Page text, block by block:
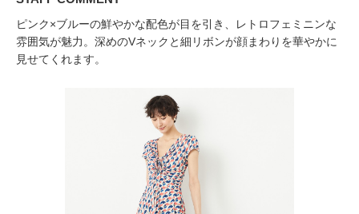
ピンク×ブルーの鮮やかな配色が目を引き、レトロフェミニンな
雰囲気が魅力。深めのVネックと細リボンが顔まわりを華やかに
見せてくれます。